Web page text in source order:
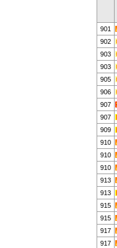
901
902
903
903
905
906
907
907
909
910
910
910
913
913
915
915
917
917